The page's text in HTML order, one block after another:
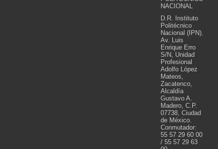
NACIONAL
D.R. Instituto
Politécnico
Nacional (IPN).
Av. Luis
Enrique Erro
S/N, Unidad
Profesional
Adolfo López
Mateos,
Zacatenco,
Alcaldía
Gustavo A.
Madero, C.P.
07738, Ciudad
de México.
Conmutador:
55 57 29 60 00
/ 55 57 29 63